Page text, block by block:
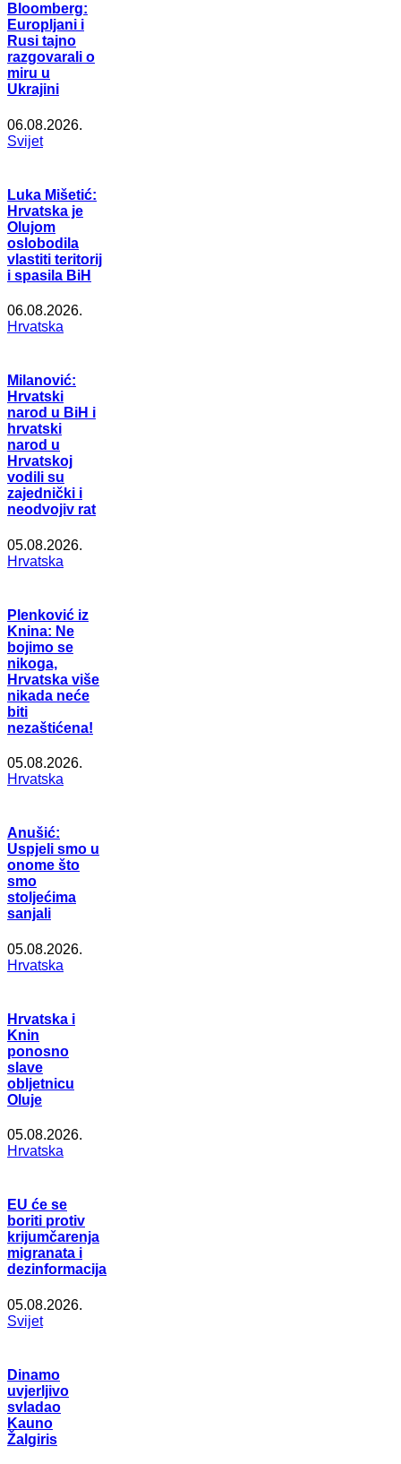
Bloomberg:
Europljani i
Rusi tajno
razgovarali o
miru u
Ukrajini
06.08.2026.
Svijet
Luka Mišetić:
Hrvatska je
Olujom
oslobodila
vlastiti teritorij
i spasila BiH
06.08.2026.
Hrvatska
Milanović:
Hrvatski
narod u BiH i
hrvatski
narod u
Hrvatskoj
vodili su
zajednički i
neodvojiv rat
05.08.2026.
Hrvatska
Plenković iz
Knina: Ne
bojimo se
nikoga,
Hrvatska više
nikada neće
biti
nezaštićena!
05.08.2026.
Hrvatska
Anušić:
Uspjeli smo u
onome što
smo
stoljećima
sanjali
05.08.2026.
Hrvatska
Hrvatska i
Knin
ponosno
slave
obljetnicu
Oluje
05.08.2026.
Hrvatska
EU će se
boriti protiv
krijumčarenja
migranata i
dezinformacija
05.08.2026.
Svijet
Dinamo
uvjerljivo
svladao
Kauno
Žalgiris